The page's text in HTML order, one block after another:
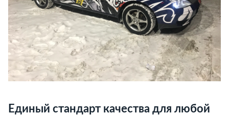
Единый стандарт качества для любой